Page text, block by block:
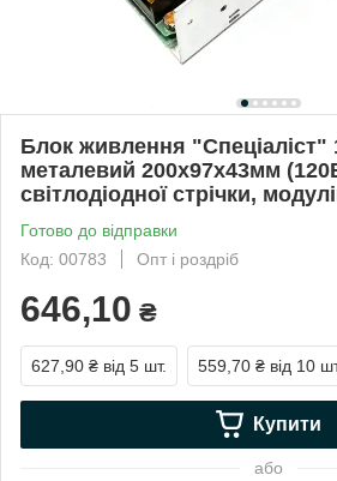
Блок живлення "Спеціаліст"
металевий 200х97х43мм
світлодіодної стрічки,
Готово до відправки
Код: 00783
Опт і роздріб
646,10 ₴
627,90 ₴ від 5 шт. 559,70 ₴ від 10
Купити
або